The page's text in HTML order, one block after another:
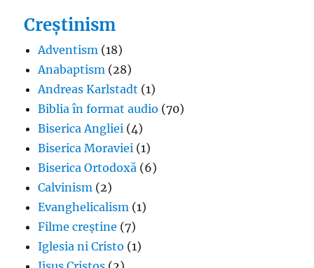
Creștinism
Adventism (18)
Anabaptism (28)
Andreas Karlstadt (1)
Biblia în format audio (70)
Biserica Angliei (4)
Biserica Moraviei (1)
Biserica Ortodoxă (6)
Calvinism (2)
Evanghelicalism (1)
Filme creștine (7)
Iglesia ni Cristo (1)